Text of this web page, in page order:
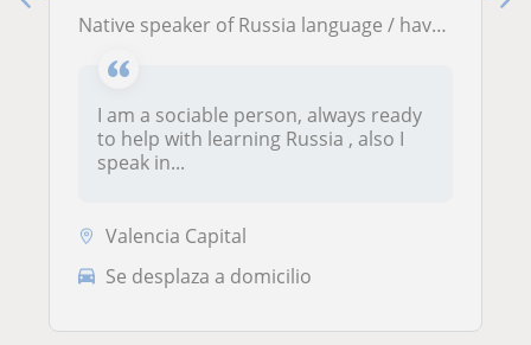
Native speaker of Russia language / have practice with students of different ages
I am a sociable person, always ready
to help with learning Russia , also I
speak in...
Valencia Capital
Se desplaza a domicilio